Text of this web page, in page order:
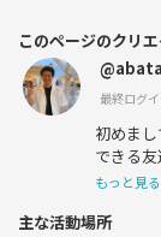
このページのクリ
最終ログ
初めま
できる
もっと見る
主な活動場所